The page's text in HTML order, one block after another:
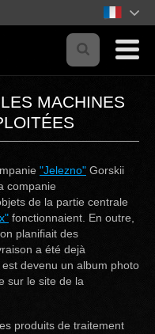
MACHINES
"Jelezno" Gorskii
companie
de la partie centrale
fonctionnaient. En outre,
planifiait des
a été dejà
devenu un album photo
sur le site de la
produits de traitement